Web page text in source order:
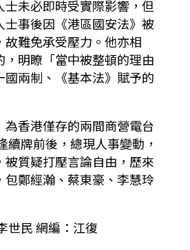
未必即時受實際影響，但
事後因《港區國安法》被
難免承受壓力。他亦相
明瞭「當中被整頓的理由
兩制、《基本法》賦予的
香港僅存的兩間商營電台
續牌前後，總現人事變動，
質疑打壓言論自由，歷來
鄭經瀚、蔡東豪、李慧玲
世民 網編：江復